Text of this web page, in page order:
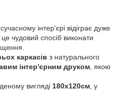
інтер'єрі відіграє дуже
чудовий спосіб виконати
каркасів з натурального
інтер'єрним друком, якою
вигляді 180х120см, у